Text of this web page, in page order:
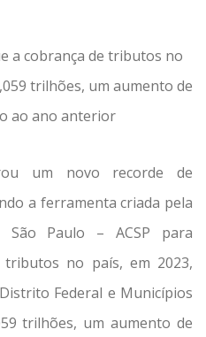
a cobrança de tributos no
trilhões, um aumento de
ao ano anterior
um novo recorde de
a ferramenta criada pela
São Paulo – ACSP para
no país, em 2023,
Federal e Municípios
trilhões, um aumento de